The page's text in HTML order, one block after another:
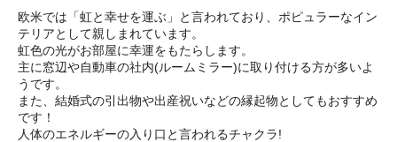
欧米では「虹と幸せを運ぶ」と言われており、ポピュラーなイン
テリアとして親しまれています。
虹色の光がお部屋に幸運をもたらします。
主に窓辺や自動車の社内(ルームミラー)に取り付ける方が多いよ
うです。
また、結婚式の引出物や出産祝いなどの縁起物としてもおすすめ
です！
人体のエネルギーの入り口と言われるチャクラ!